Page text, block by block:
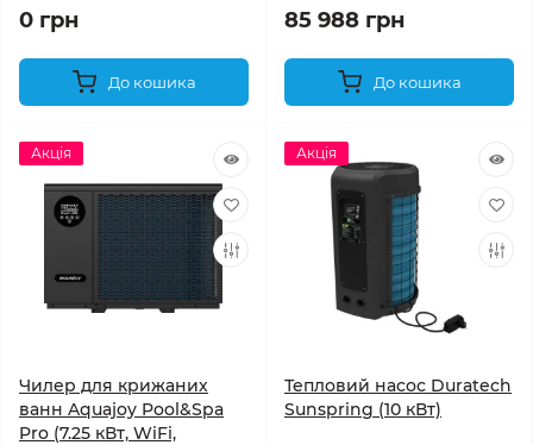
0 грн
До кошика
85 988 грн
До кошика
Акція
Чилер для крижаних
ванн Aquajoy Pool&Spa
Pro (7.25 кВт, WiFi,
Акція
Тепловий насос Duratech
Sunspring (10 кВт)